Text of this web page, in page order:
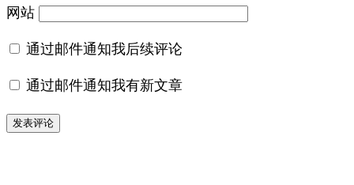
网站
通过邮件通知我后续评论
通过邮件通知我有新文章